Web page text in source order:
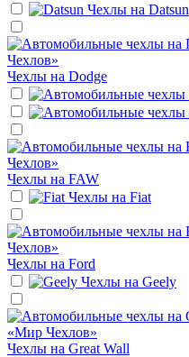
Чехлы на Datsun
Чехлы на Dodge
Чехлы на FAW
Чехлы на Fiat
Чехлы на Ford
Чехлы на Geely
Чехлы на Great Wall